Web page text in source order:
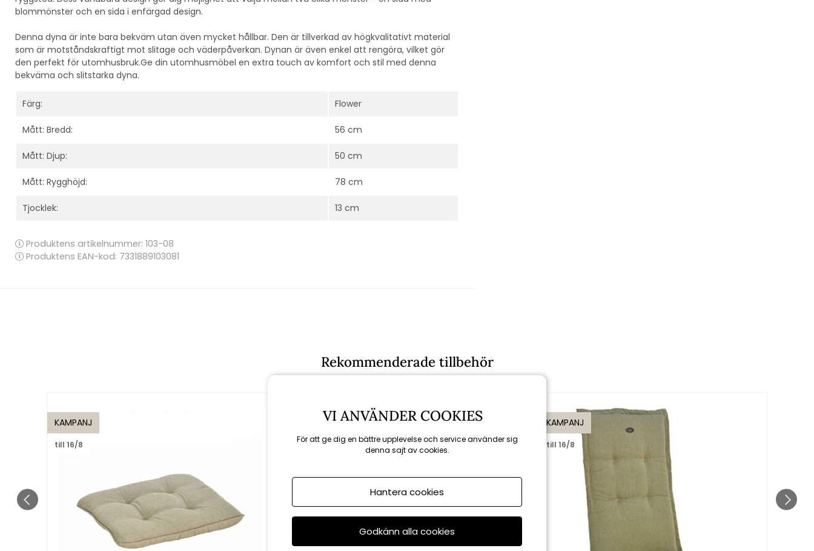
blommönster och en sida i enfärgad design.
Denna dyna är inte bara bekväm utan även mycket hållbar. Den är tillverkad av högkvalitativt material
som är motståndskraftigt mot slitage och väderpåverkan. Dynan är även enkel att rengöra, vilket gör
den perfekt för utomhusbruk.Ge din utomhusmöbel en extra touch av komfort och stil med denna
bekväma och slitstarka dyna.
Färg: Flower
Mått: Bredd: 56 cm
Mått: Djup: 50 cm
Mått: Rygghöjd: 78 cm
Tjocklek: 13 cm
Produktens artikelnummer: 103-08
Produktens EAN-kod: 7331889103081
Rekommenderade tillbehör
KAMPANJ
till 16/8
KAMPANJ
till 16/8
KAMPANJ
till 16/8
VI ANVÄNDER COOKIES
För att ge dig en bättre upplevelse och service använder sig
denna sajt av cookies.
Hantera cookies
Godkänn alla cookies